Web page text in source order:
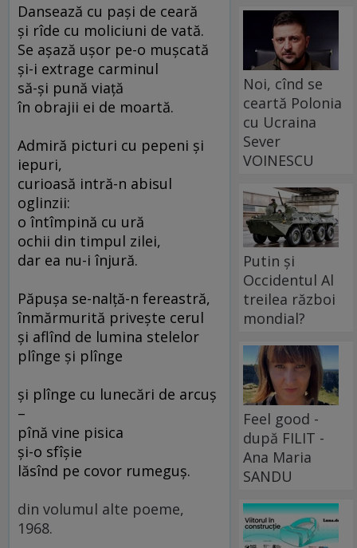
Dansează cu paşi de ceară
şi rîde cu moliciuni de vată.
Se aşază uşor pe-o muşcată
şi-i extrage carminul
să-şi pună viaţă
în obrajii ei de moartă.
Admiră picturi cu pepeni şi
iepuri,
curioasă intră-n abisul
oglinzii:
o întîmpină cu ură
ochii din timpul zilei,
dar ea nu-i înjură.
Păpuşa se-nalţă-n fereastră,
înmărmurită priveşte cerul
şi aflînd de lumina stelelor
plînge şi plînge
şi plînge cu lunecări de arcuş
–
pînă vine pisica
şi-o sfîşie
lăsînd pe covor rumeguş.
din volumul alte poeme,
1968.
Noi, cînd se
ceartă Polonia
cu Ucraina
Sever
VOINESCU
Putin și
Occidentul Al
treilea război
mondial?
Feel good -
după FILIT -
Ana Maria
SANDU